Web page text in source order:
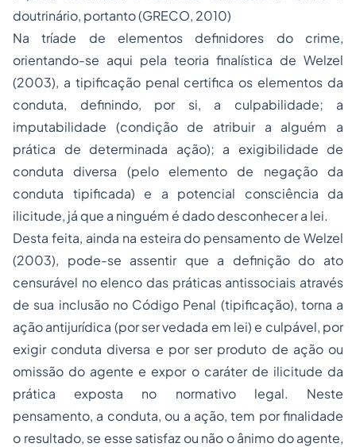
doutrinário, portanto (GRECO, 2010)
Na tríade de elementos definidores do crime,
orientando-se aqui pela teoria finalística de Welzel
(2003), a tipificação penal certifica os elementos da
conduta, definindo, por si, a culpabilidade; a
imputabilidade (condição de atribuir a alguém a
prática de determinada ação); a exigibilidade de
conduta diversa (pelo elemento de negação da
conduta tipificada) e a potencial consciência da
ilicitude, já que a ninguém é dado desconhecer a lei.
Desta feita, ainda na esteira do pensamento de Welzel
(2003), pode-se assentir que a definição do ato
censurável no elenco das práticas antissociais através
de sua inclusão no Código Penal (tipificação), torna a
ação antijurídica (por ser vedada em lei) e culpável, por
exigir conduta diversa e por ser produto de ação ou
omissão do agente e expor o caráter de ilicitude da
prática exposta no normativo legal. Neste
pensamento, a conduta, ou a ação, tem por finalidade
o resultado, se esse satisfaz ou não o ânimo do agente,